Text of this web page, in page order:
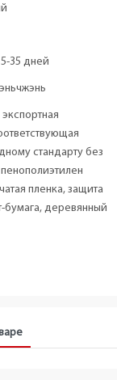
35 дней
стандарту без
пленка, защита
бумага, деревянный